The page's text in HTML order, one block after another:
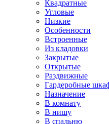
Квадратные
Угловые
Низкие
Особенности
Встроенные
Из кладовки
Закрытые
Открытые
Раздвижные
Гардеробные
Назначение
В комнату
В нишу
В спальню